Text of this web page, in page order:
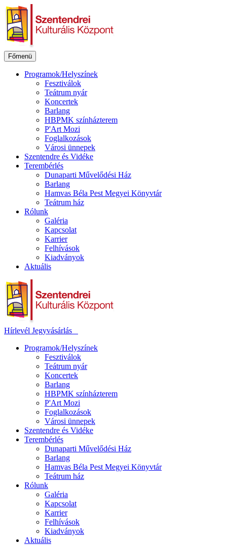
Ugrás
a
tartalomhoz
Főmenü
Programok/Helyszínek
Fesztiválok
Teátrum nyár
Koncertek
Barlang
HBPMK színházterem
P'Art Mozi
Foglalkozások
Városi ünnepek
Szentendre és Vidéke
Terembérlés
Dunaparti Művelődési Ház
Barlang
Hamvas Béla Pest Megyei Könyvtár
Teátrum ház
Rólunk
Galéria
Kapcsolat
Karrier
Felhívások
Kiadványok
Aktuális
Hírlevél Jegyvásárlás
Programok/Helyszínek
Fesztiválok
Teátrum nyár
Koncertek
Barlang
HBPMK színházterem
P'Art Mozi
Foglalkozások
Városi ünnepek
Szentendre és Vidéke
Terembérlés
Dunaparti Művelődési Ház
Barlang
Hamvas Béla Pest Megyei Könyvtár
Teátrum ház
Rólunk
Galéria
Kapcsolat
Karrier
Felhívások
Kiadványok
Aktuális